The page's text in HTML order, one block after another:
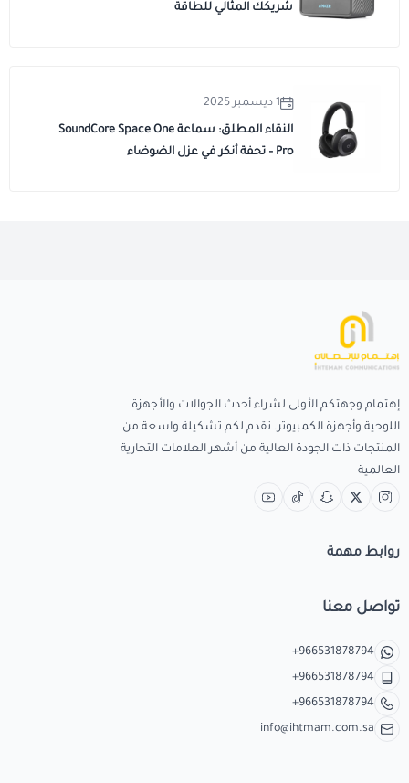
شريكك المثالي للطاقة
1 ديسمبر 2025
النقاء المطلق: سماعة SoundCore Space One
Pro – تحفة أنكر في عزل الضوضاء
إهتمام وجهتكم الأولى لشراء أحدث الجوالات والأجهزة
اللوحية وأجهزة الكمبيوتر. نقدم لكم تشكيلة واسعة من
المنتجات ذات الجودة العالية من أشهر العلامات التجارية
العالمية
روابط مهمة
تواصل معنا
+966531878794
+966531878794
+966531878794
info@ihtmam.com.sa